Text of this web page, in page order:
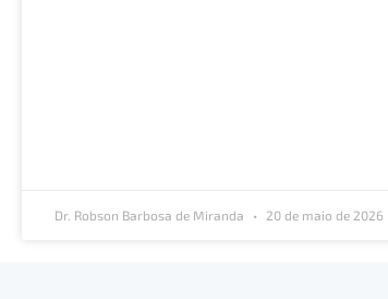
Dr. Robson Barbosa de Miranda 20 de maio de 2026